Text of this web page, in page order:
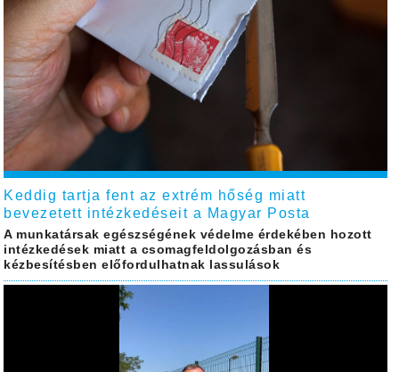
Keddig tartja fent az extrém hőség miatt
bevezetett intézkedéseit a Magyar Posta
A munkatársak egészségének védelme érdekében hozott
intézkedések miatt a csomagfeldolgozásban és
kézbesítésben előfordulhatnak lassulások